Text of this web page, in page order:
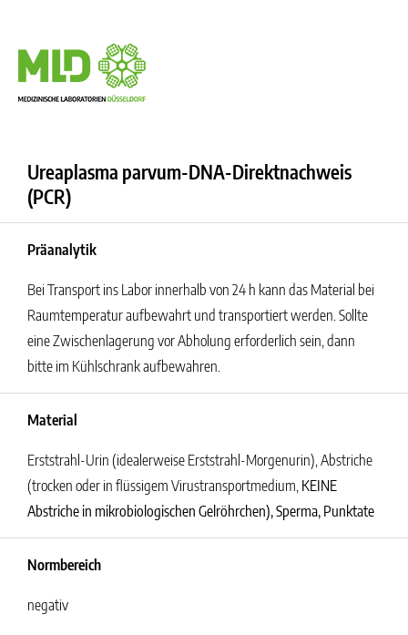
Ureaplasma parvum-DNA-Direktnachweis
(PCR)
Präanalytik
Bei Transport ins Labor innerhalb von 24 h kann das Material bei
Raumtemperatur aufbewahrt und transportiert werden. Sollte
eine Zwischenlagerung vor Abholung erforderlich sein, dann
bitte im Kühlschrank aufbewahren.
Material
Erststrahl-Urin (idealerweise Erststrahl-Morgenurin), Abstriche
(trocken oder in flüssigem Virustransportmedium, KEINE
Abstriche in mikrobiologischen Gelröhrchen), Sperma, Punktate
Normbereich
negativ